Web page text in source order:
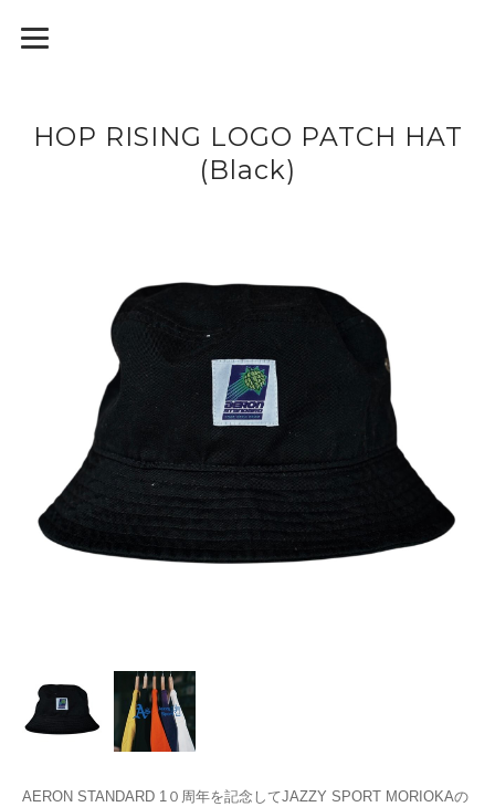
HOP RISING LOGO PATCH HAT
(Black)
AERON STANDARD 1０周年を記念してJAZZY SPORT MORIOKAの